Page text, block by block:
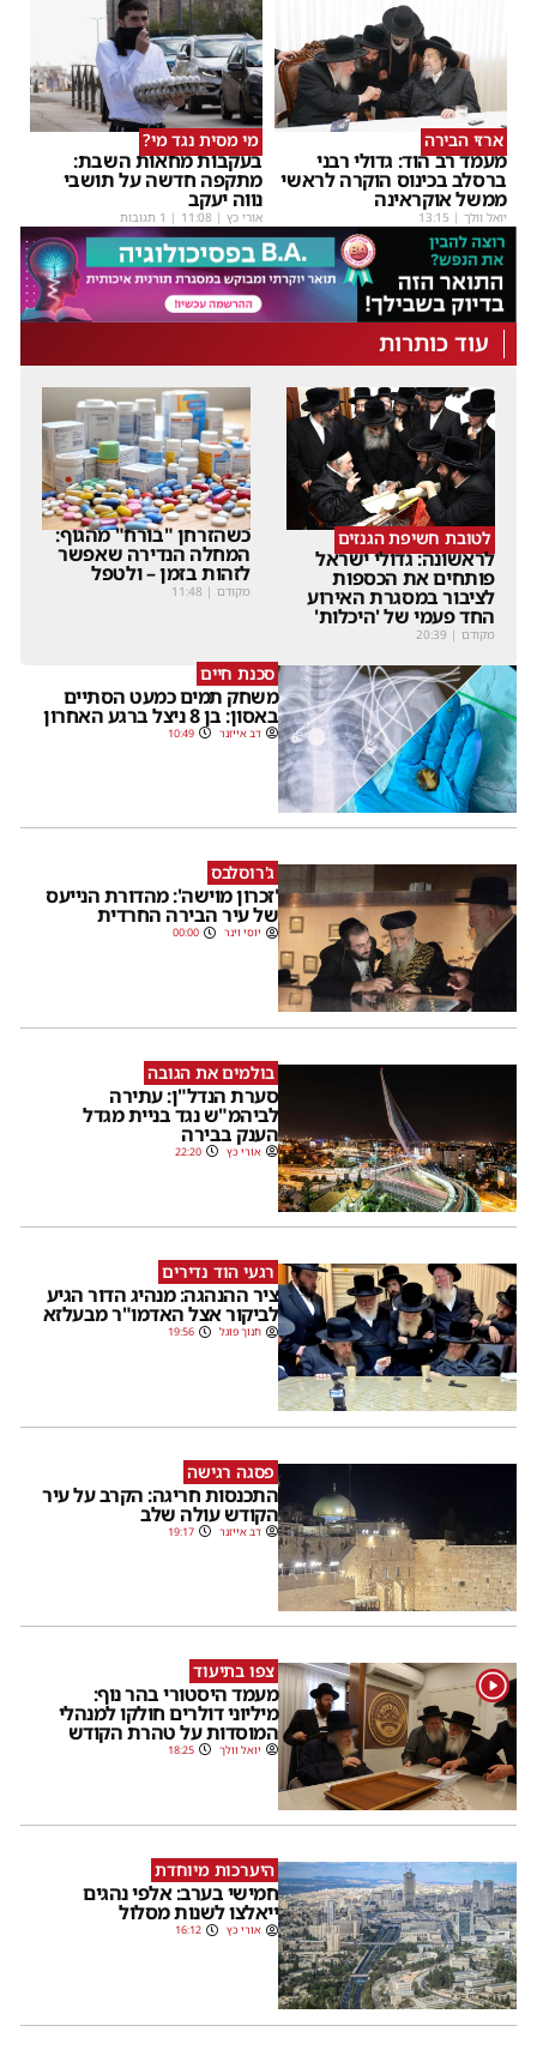
ארזי הבירה
מעמד רב הוד: גדולי רבני
ברסלב בכינוס הוקרה לראשי
ממשל אוקראינה
יואל וולך |
13:15
מי מסית נגד מי?
בעקבות מחאות השבת:
מתקפה חדשה על תושבי
נווה יעקב
אורי כץ |
11:08 | 1 תגובות
עוד כותרות
לטובת חשיפת הגנזים
לראשונה: גדולי ישראל
פותחים את הכספות
לציבור במסגרת האירוע
החד פעמי של 'היכלות'
מקודם |
20:39
כשהזרחן "בורח" מהגוף:
המחלה הנדירה שאפשר
לזהות בזמן – ולטפל
מקודם |
11:48
סכנת חיים
משחק תמים כמעט הסתיים
באסון: בן 8 ניצל ברגע האחרון
דב אייזנר 10:49
ג'רוסלבס
'זכרון מוישה': מהדורת הנייעס
של עיר הבירה החרדית
יוסי וינר 00:00
בולמים את הגובה
סערת הנדל"ן: עתירה
לביהמ"ש נגד בניית מגדל
הענק בבירה
אורי כץ 22:20
רגעי הוד נדירים
ציר ההנהגה: מנהיג הדור הגיע
לביקור אצל האדמו"ר מבעלזא
חנוך פוגל 19:56
פסגה רגישה
התכנסות חריגה: הקרב על עיר
הקודש עולה שלב
דב אייזנר 19:17
1 צפו בתיעוד
מעמד היסטורי בהר נוף:
מיליוני דולרים חולקו למנהלי
המוסדות על טהרת הקודש
יואל וולך 18:25
היערכות מיוחדת
חמישי בערב: אלפי נהגים
ייאלצו לשנות מסלול
אורי כץ 16:12